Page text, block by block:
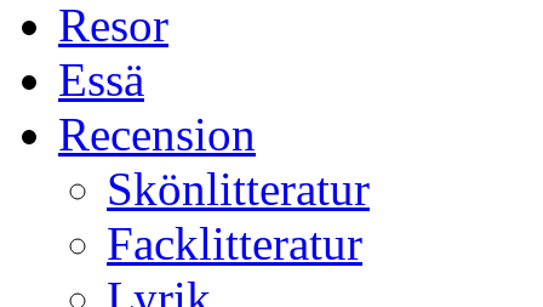
Resor
Essä
Recension
Skönlitteratur
Facklitteratur